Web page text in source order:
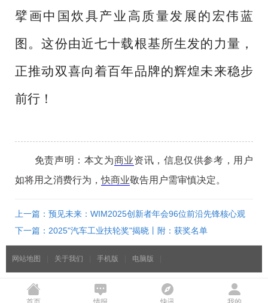
擘画中国炊具产业高质量发展的宏伟蓝
图。这份由近七十载根基所生发的力量，
正推动双喜向着百年品牌的辉煌未来稳步
前行！
免责声明：本文为商业资讯，信息仅供参考，用户
如将用之消费行为，快商业敬告用户需审慎决定。
上一篇：预见未来：WIM2025创新者年会96位前沿先锋核心观
点总结，抢抓未来产业新高地
下一篇：2025"汽车工业扶轮奖"揭晓丨附：获奖名单
网站地图 关于我们 手机版 电脑版